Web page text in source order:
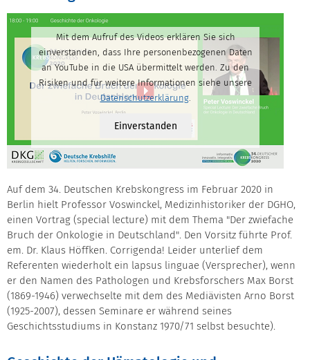
Mit dem Aufruf des Videos erklären Sie sich
einverstanden, dass Ihre personenbezogenen Daten
an YouTube in die USA übermittelt werden. Zu den
Risiken und für weitere Informationen siehe unsere
Datenschutzerklärung.
Einverstanden
Auf dem 34. Deutschen Krebskongress im Februar 2020 in
Berlin hielt Professor Voswinckel, Medizinhistoriker der DGHO,
einen Vortrag (special lecture) mit dem Thema "Der zwiefache
Bruch der Onkologie in Deutschland". Den Vorsitz führte Prof.
em. Dr. Klaus Höffken. Corrigenda! Leider unterlief dem
Referenten wiederholt ein lapsus linguae (Versprecher), wenn
er den Namen des Pathologen und Krebsforschers Max Borst
(1869-1946) verwechselte mit dem des Mediävisten Arno Borst
(1925-2007), dessen Seminare er während seines
Geschichtsstudiums in Konstanz 1970/71 selbst besuchte).